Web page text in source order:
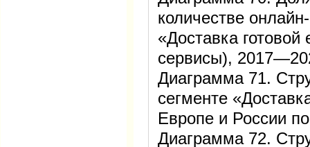
количестве
«Доставка
сервисы),
Диаграмма 71.
сегменте
Европе и России
Диаграмма 72.